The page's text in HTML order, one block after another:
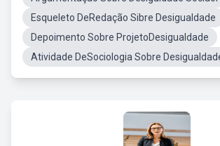
Esqueleto DeRedação Sibre Desigualdade
Depoimento Sobre ProjetoDesigualdade
Atividade DeSociologia Sobre